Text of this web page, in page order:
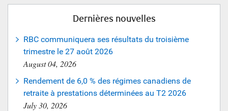
Dernières nouvelles
RBC communiquera ses résultats du troisième
trimestre le 27 août 2026
August 04, 2026
Rendement de 6,0 % des régimes canadiens de
retraite à prestations déterminées au T2 2026
July 30, 2026